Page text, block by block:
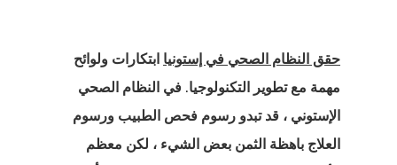
حقق النظام الصحي في إستونيا ابتكارات ولوائح
مهمة مع تطوير التكنولوجيا. في النظام الصحي
الإستوني ، قد تبدو رسوم فحص الطبيب ورسوم
العلاج باهظة الثمن بعض الشيء ، لكن معظم